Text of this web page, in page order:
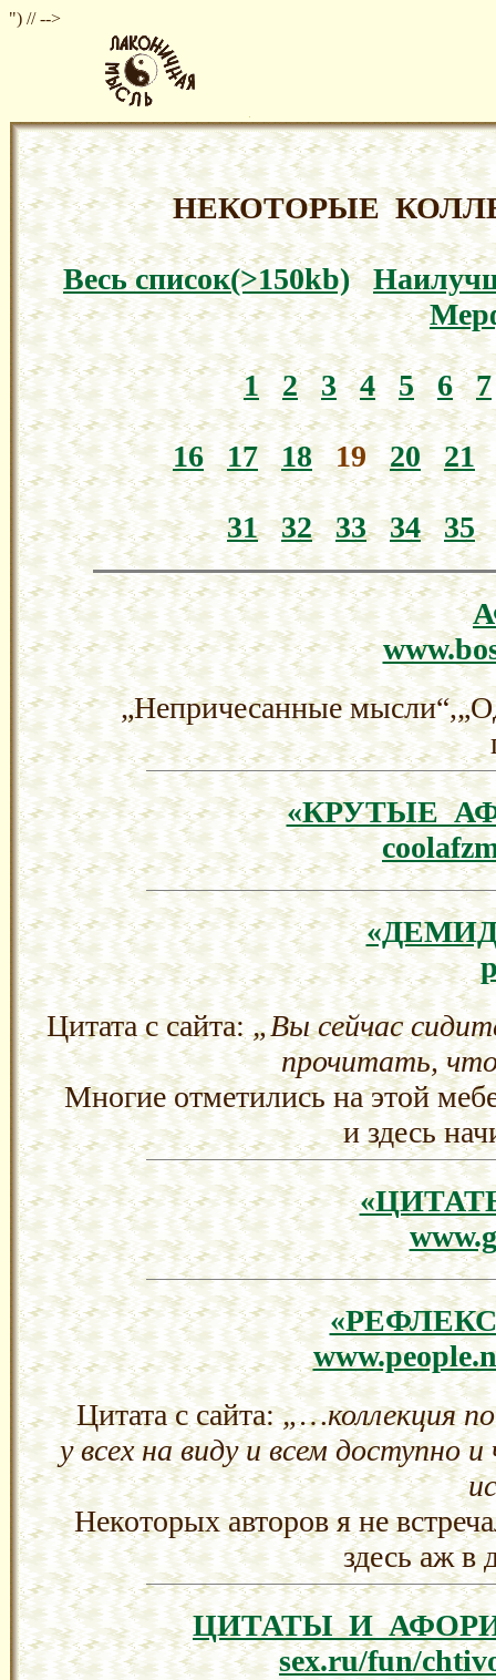
") // -->
НЕКОТОРЫЕ
Весь список(>150kb)
1 2 3 4 5 6 7
16 17 18 19 20 21
31 32 33 34 35
„Непричесанные
«КРУТЫЕ
Цитата с сайта: „Вы сейчас
прочитать,
Многие отметились на этой
и здесь
Цитата с сайта:„…коллекция
у всех на виду и всем доступно
Некоторых авторов я не
здесь аж в
ЦИТАТЫ И
sex.ru/fun/